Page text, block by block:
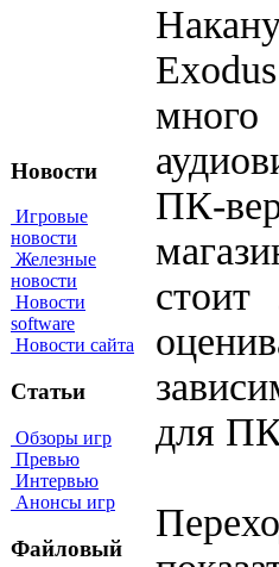
Новости
Игровые
новости
Железные
новости
Новости
software
Новости сайта
Статьи
Обзоры игр
Превью
Интервью
Анонсы игр
Файловый
ПК-
для